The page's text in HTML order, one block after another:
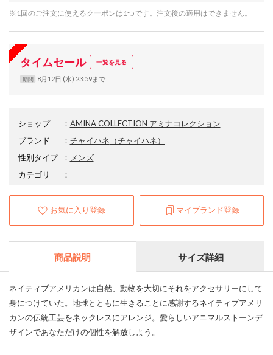
※1回のご注文に使えるクーポンは1つです。注文後の適用はできません。
タイムセール 一覧を見る
期間 8月12日 (水) 23:59まで
ショップ ： AMINA COLLECTION アミナコレクション
ブランド
： チャイハネ （チャイハネ）
性別タイプ
： メンズ
カテゴリ
：
お気に入り登録 マイブランド登録
商品説明 サイズ詳細
ネイティブアメリカンは自然、動物を大切にそれをアクセサリーにして
身につけていた。地球とともに生きることに感謝するネイティブアメリ
カンの伝統工芸をネックレスにアレンジ。愛らしいアニマルストーンデ
ザインであなただけの個性を解放しよう。